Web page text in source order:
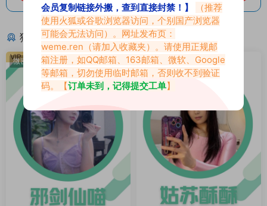
猜你喜欢
微密圈
VIP 岛遇· 微密圈
VIP
会员复制链接外搬，查到直接封禁！】
（推荐
使用火狐或谷歌浏览器访问，个别国产浏览器
可能会无法访问）。网址发布页：
weme.ren （请加入收藏夹）。请使用正规邮
箱注册，如QQ邮箱、163邮箱、微软、Google
等邮箱，切勿使用临时邮箱，否则收不到验证
码。【订单未到，记得提交工单】